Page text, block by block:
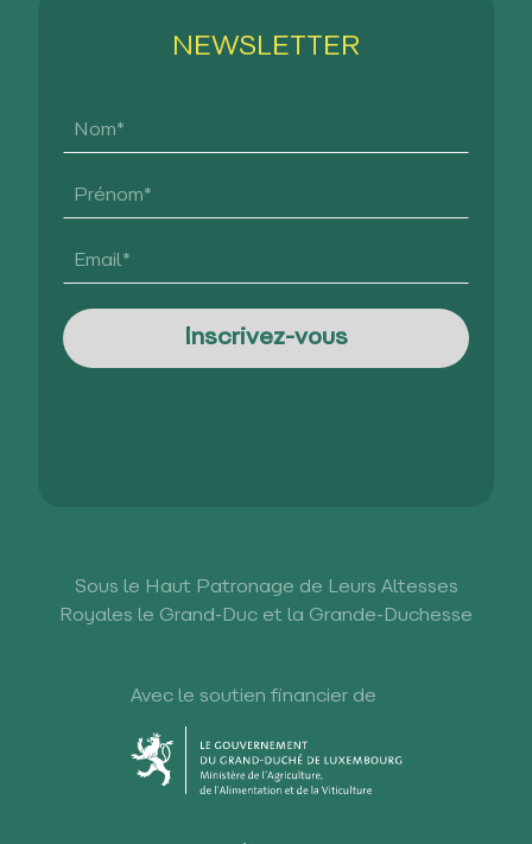
NEWSLETTER
Sous le Haut Patronage de Leurs Altesses
Royales le Grand-Duc et la Grande-Duchesse
Avec le soutien financier de